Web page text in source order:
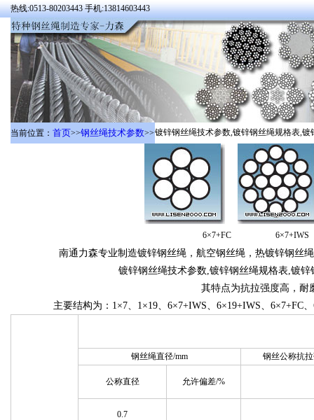
热线:0513-80203443 手机:13814603443
当前位置： 首页>>钢丝绳技术参数>>镀锌钢丝绳技术参数,镀锌钢丝绳规格表,
6×7+FC
南通力森专业制造镀锌钢丝绳，航空钢丝绳，热镀锌钢丝
镀锌钢丝绳技术参数,镀锌钢丝绳规格表,镀
其特点为抗拉强度高，耐
主要结构为：1×7、1×19、6×7+IWS、6×19+IWS、6×7+FC
钢丝绳直径/mm 钢丝公称抗
公称直径 允许偏差/%
0.7